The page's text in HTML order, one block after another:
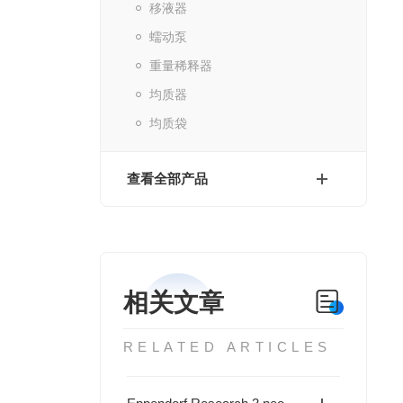
移液器
蠕动泵
重量稀释器
均质器
均质袋
查看全部产品
相关文章
RELATED ARTICLES